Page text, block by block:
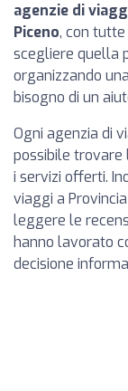
agenzie di
Piceno, con
scegliere quella
organizzando
bisogno di un
Ogni agenzia di
possibile trovare
i servizi offerti.
viaggi a
leggere le
hanno lavorato
decisione